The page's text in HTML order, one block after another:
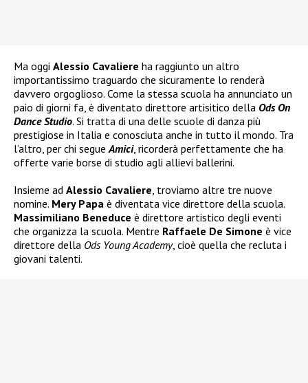
Ma oggi Alessio Cavaliere ha raggiunto un altro
importantissimo traguardo che sicuramente lo renderà
davvero orgoglioso. Come la stessa scuola ha annunciato un
paio di giorni fa, è diventato direttore artisitico della Ods On
Dance Studio. Si tratta di una delle scuole di danza più
prestigiose in Italia e conosciuta anche in tutto il mondo. Tra
l’altro, per chi segueAmici, ricorderà perfettamente che ha
offerte varie borse di studio agli allievi ballerini.
Insieme ad Alessio Cavaliere, troviamo altre tre nuove
nomine. Mery Papa è diventata vice direttore della scuola.
Massimiliano Beneduce è direttore artistico degli eventi
che organizza la scuola. Mentre Raffaele De Simone è vice
direttore della Ods Young Academy, cioè quella che recluta i
giovani talenti.